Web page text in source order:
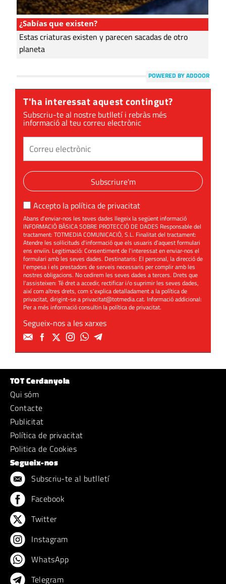
¿Sabías que existen?
Estas criaturas existen y parecen sacadas de otro
planeta
POWERED BY ADDOOR
T'ha interessat aquest contingut?
Subscriu-te al nostre butlletí i rebràs més
informació al teu correu electrònic
Subscriure'm
Accepto la política de privacitat
Abans d'enviar-nos les teves dades llegeix la següent informació
INFORMACIÓ BÀSICA SOBRE PROTECCIÓ DE DADES Responsable del
tractament: TOTMEDIA COMUNICACIÓ, S.L. Finalitat del tractament:
Atendre les sol·licituds d'informació que els usuaris d'aquest formulari
ens enviïn. Legitimació: Consentiment de l'interessat en enviar-nos el
formulari amb les seves dades. Destinataris: El personal, la direcció de
l'empesa i els prestadors de serveis necessaris per complir amb les
nostres obligacions. No cedirem les seves dades a tercers. Drets que
l'assisteixen: Té dret a accedir, rectificar i/o suprimir les seves dades,
així com altres drets, com s'explica detalladament a la política de
privacitat, dirigint-se aprivacitat@totmedia.cat. Informació addicional:
Per a més informació consultin lapolítica de privacitat.
Segueix-nos a les xarxes
TOT Cerdanyola
Qui sóm
Contacte
Publicitat
Política de privacitat
Politica de Cookies
Segueix-nos
Subscriu-te al butlletí
Facebook
Twitter
Instagram
WhatsApp
Telegram